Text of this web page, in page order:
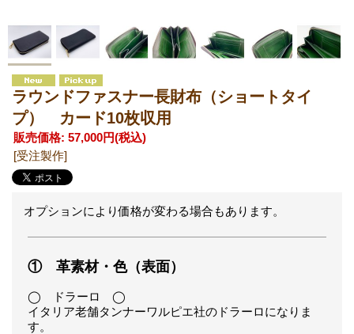
ラウンドファスナー長財布（ショートタイ
プ） カード10枚収用
販売価格: 57,000円(税込)
[受注製作]
オプションにより価格が変わる場合もあります。
① 革素材・色（表面）
◯ ドラーロ ◯
イタリア老舗タンナーワルピエ社のドラーロになりま
す。